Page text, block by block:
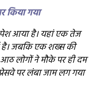
किया गया
पेश आया है। यहां एक तेज
है। जबकि एक शख्स की
लोगों ने मौके पर ही दम
पर लंबा जाम लग गया